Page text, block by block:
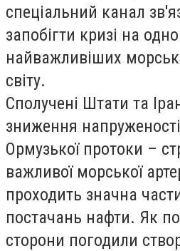
спеціальний канал
запобігти кризі на
найважливіших
світу.
Сполучені Штати та
зниження
Ормузької протоки –
важливої морської
проходить значна
постачань нафти. Як
сторони погодили